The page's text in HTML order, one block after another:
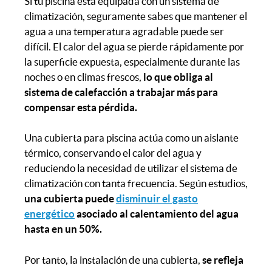
climatización, seguramente sabes que mantener el
agua a una temperatura agradable puede ser
difícil. El calor del agua se pierde rápidamente por
la superficie expuesta, especialmente durante las
noches o en climas frescos, lo que obliga al
sistema de calefacción a trabajar más para
compensar esta pérdida.
Una cubierta para piscina actúa como un aislante
térmico, conservando el calor del agua y
reduciendo la necesidad de utilizar el sistema de
climatización con tanta frecuencia. Según estudios,
una cubierta puededisminuir el gasto
energéticoasociado al calentamiento del agua
hasta en un 50%.
Por tanto, la instalación de una cubierta, se refleja